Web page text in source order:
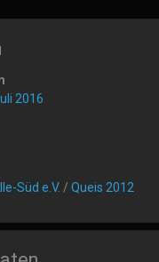
2016
Süd e.V. / Queis 2012